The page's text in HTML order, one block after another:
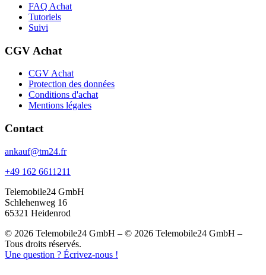
FAQ Achat
Tutoriels
Suivi
CGV Achat
CGV Achat
Protection des données
Conditions d'achat
Mentions légales
Contact
ankauf@tm24.fr
+49 162 6611211
Telemobile24 GmbH
Schlehenweg 16
65321 Heidenrod
© 2026 Telemobile24 GmbH – © 2026 Telemobile24 GmbH –
Tous droits réservés.
Une question ? Écrivez-nous !